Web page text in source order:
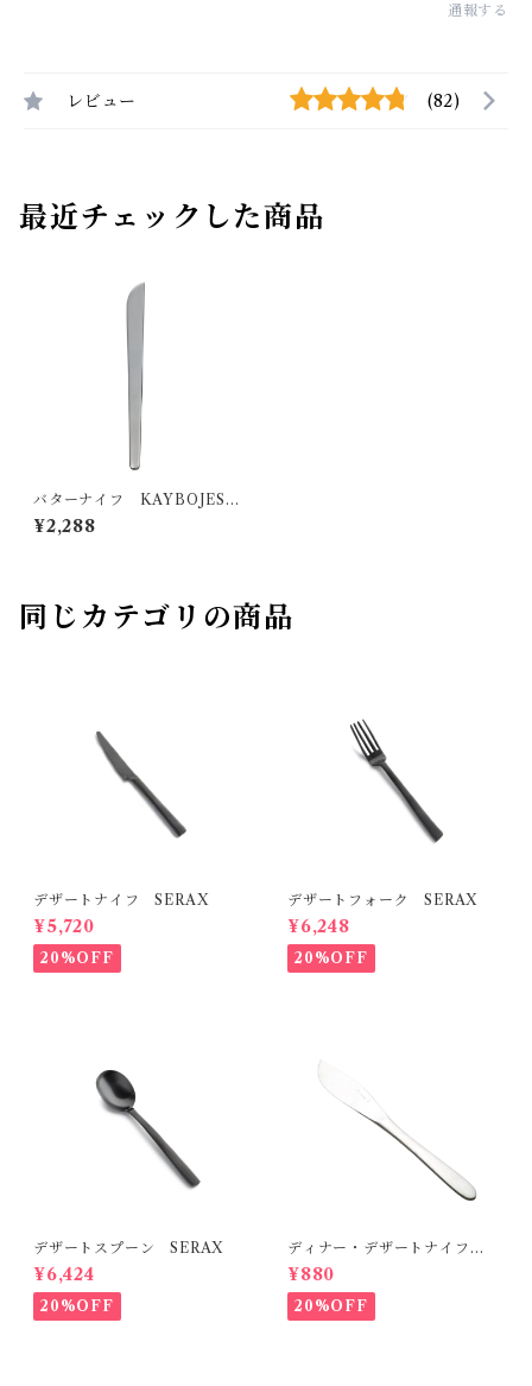
通報する
レビュー (82)
最近チェックした商品
バターナイフ KAYBOJESE
N
¥2,288
同じカテゴリの商品
デザートナイフ SERAX
¥5,720
20%OFF
デザートフォーク SERAX
¥6,248
20%OFF
デザートスプーン SERAX
¥6,424
20%OFF
ディナー・デザートナイフ s
ori yanagi
¥880
20%OFF